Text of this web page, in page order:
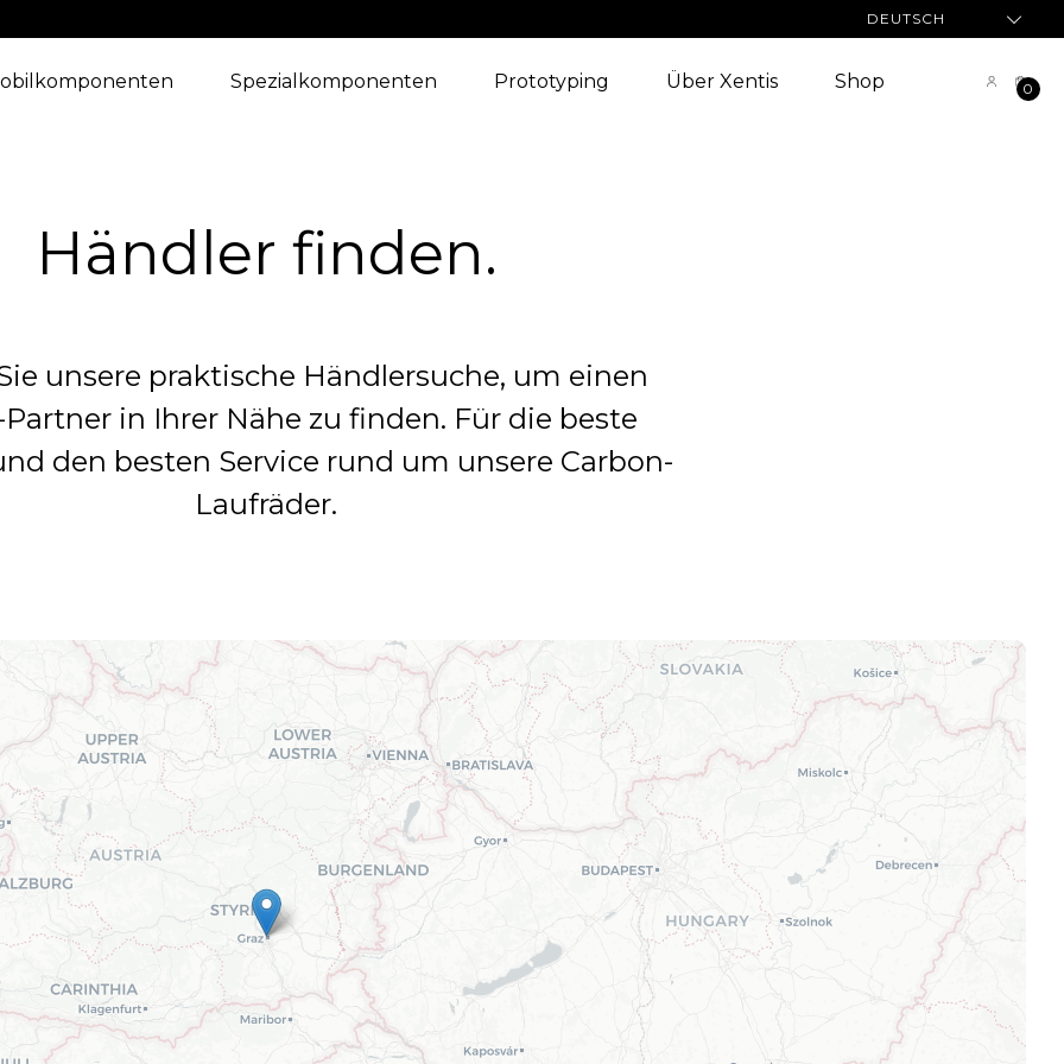
DEUTSCH
Spezialkomponenten Prototyping Über Xentis Shop 0
Händler finden.
unsere praktische Händlersuche, um einen
Partner in Ihrer Nähe zu finden. Für die beste
den besten Service rund um unsere Carbon-
Laufräder.